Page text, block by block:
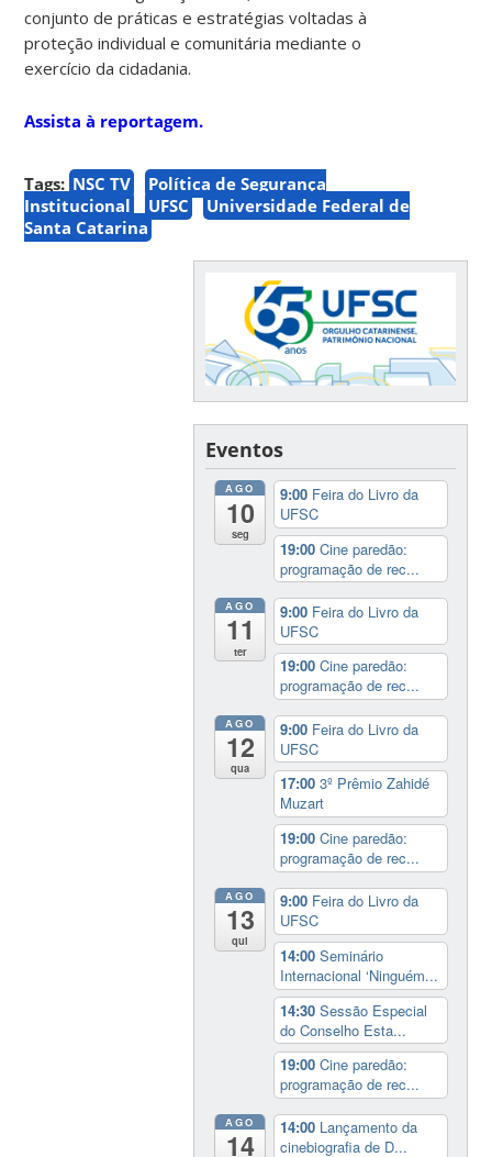
conjunto de práticas e estratégias voltadas à
proteção individual e comunitária mediante o
exercício da cidadania.
Assista à reportagem.
Tags: NSC TV
Política de Segurança
Institucional
UFSC
Universidade Federal de
Santa Catarina
Eventos
AGO
10
seg
9:00 Feira do Livro da
UFSC
19:00Cine paredão:
programação de rec...
AGO
11
ter
9:00 Feira do Livro da
UFSC
19:00Cine paredão:
programação de rec...
AGO
12
qua
9:00 Feira do Livro da
UFSC
17:003º Prêmio Zahidé
Muzart
19:00Cine paredão:
programação de rec...
AGO
13
qui
9:00 Feira do Livro da
UFSC
14:00Seminário
Internacional ‘Ninguém...
14:30Sessão Especial
do Conselho Esta...
19:00Cine paredão:
programação de rec...
AGO
14
14:00 Lançamento da
cinebiografia de D...